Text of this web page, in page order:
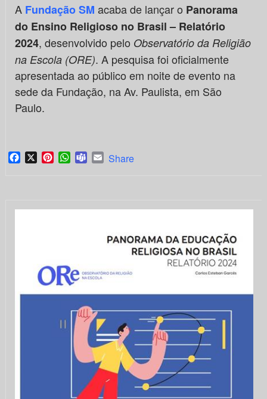
A Fundação SM acaba de lançar o Panorama
do Ensino Religioso no Brasil– Relatório
2024, desenvolvido pelo Observatório da Religião
na Escola (ORE). A pesquisa foi oficialmente
apresentada ao público em noite de evento na
sede da Fundação, na Av. Paulista, em São
Paulo.
Facebook
X PinterestWhatsApp
TeamsEmail
Share